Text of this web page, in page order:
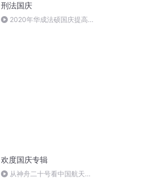
刑法国庆
2020年华成法硕国庆提高班
欢度国庆专辑
从神舟二十号看中国航天